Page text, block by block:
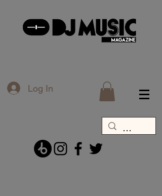
Log In